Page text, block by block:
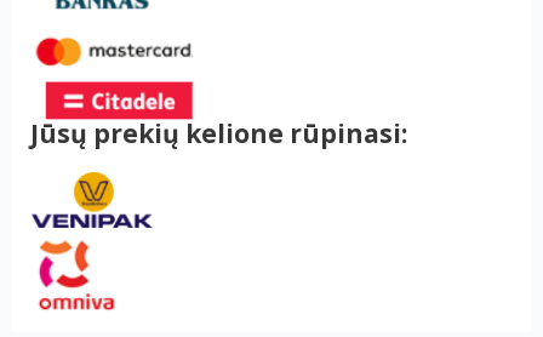
Jūsų prekių kelione rūpinasi: